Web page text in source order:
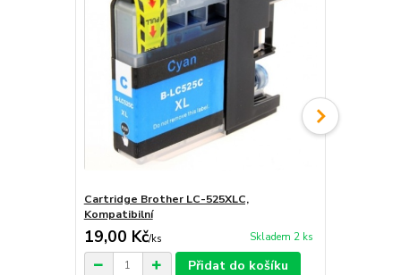
Cartridge Brother LC-525XLC,
Kompatibilní
19,00 Kč/ks Skladem 2 ks
Přidat do košíku